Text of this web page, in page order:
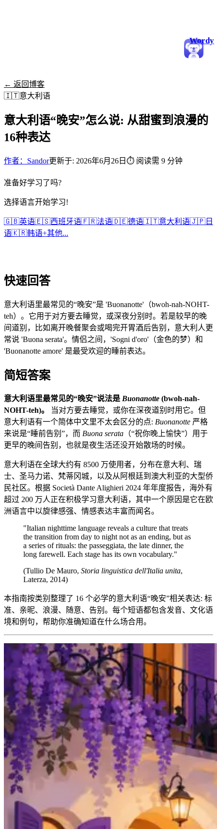
Wordy
← 返回博客
🇮🇹意大利语
意大利语“晚安”怎么说: 从甜蜜到浪漫的
16种表达
作者：Sandor更新于: 2026年6月26日 ⏱ 阅读需 9 分钟
准备好学习了吗?
选择语言开始学习!
🇬🇧英语🇪🇸西班牙语🇫🇷法语🇩🇪德语🇮🇹意大利语🇯🇵 日
语🇰🇷韩语+其他...
快速回答
意大利语里最常见的“晚安”是 'Buonanotte'（bwoh-nah-NOHT-
teh）。它用于对方要去睡觉，或深夜分别时。若是较早的晚
间道别，比如离开晚餐聚会或喝完开胃酒后告别，意大利人更
常说 'Buona serata'。情侣之间，'Sogni d'oro'（金色的梦）和
'Buonanotte amore' 是最受欢迎的睡前表达。
简短答案
意大利语里最常见的“晚安”说法是Buonanotte (bwoh-nah-
NOHT-teh)。
当对方要去睡觉，或你在深夜道别时用它。但
意大利语有一个简体中文里不太会区分的点: Buonanotte 严格
来说是“睡前告别”，而 Buona serata （“祝你晚上愉快”）用于
更早的晚间告别，也就是夜生活还没开始散场的时候。
意大利语在全球大约有 8500 万使用者，分布在意大利、瑞
士、圣马力诺、梵蒂冈城，以及从阿根廷到澳大利亚的大型侨
民社区。根据 Società Dante Alighieri 2024 年年度报告，海外有
超过 200 万人正在积极学习意大利语，其中一个原因是它在欧
洲语言中以旋律感强、情感表达丰富而闻名。
"Italian nighttime language reveals a culture that treats
the transition from day to night not as an ending, but as
a series of rituals: the passeggiata, the late dinner, the
long farewell. Each stage has its own vocabulary."
(Tullio De Mauro, Storia linguistica dell'Italia unita,
Laterza, 2014)
本指南按类别整理了 16 个必学的意大利语“晚安”相关表达: 标
准、亲昵、浪漫、随意、告别。每个短语都包含发音、文化语
境和例句，帮助你准确知道在什么场合用。